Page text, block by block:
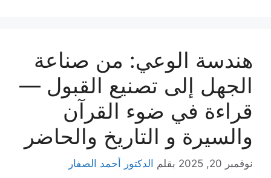
هندسة الوعي: من صناعة
الجهل إلى تصنيع القبول —
قراءة في ضوء القرآن
والسيرة و التاريخ والحاضر
نوفمبر 20, 2025 بقلم الدكتور أحمد الصفار